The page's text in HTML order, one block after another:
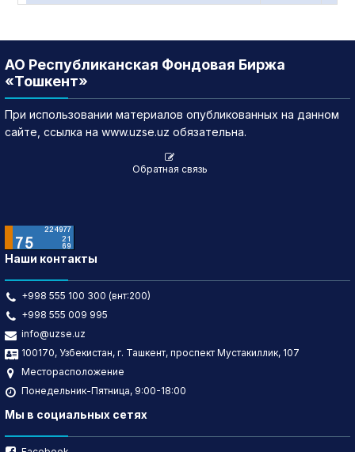
АО Республиканская Фондовая Биржа
«Тошкент»
При использовании материалов опубликованных на данном
сайте, ссылка на www.uzse.uz обязательна.
Обратная связь
Наши контакты
+998 555 100 300 (внт:200)
+998 555 009 995
info@uzse.uz
100170, Узбекистан, г. Ташкент, проспект Мустакиллик, 107
Месторасположение
Понедельник-Пятница, 9:00-18:00
Мы в социальных сетях